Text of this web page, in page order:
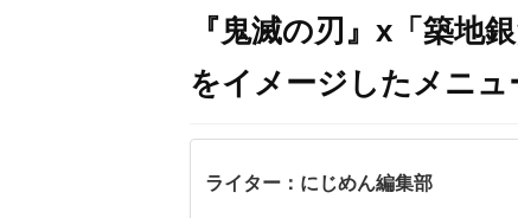
『鬼滅の刃』x「築地
をイメージしたメニ
ライター：にじめん編集部